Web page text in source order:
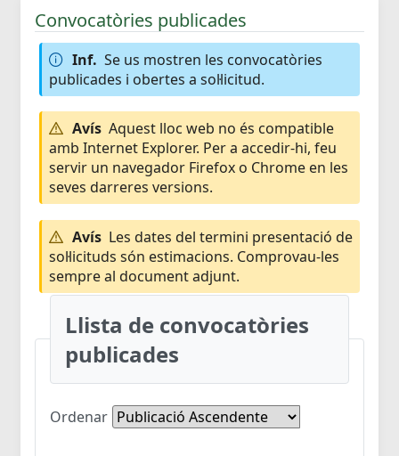
Convocatòries publicades
Inf. Se us mostren les convocatòries
publicades i obertes a sol·licitud.
Avís Aquest lloc web no és compatible
amb Internet Explorer. Per a accedir-hi, feu
servir un navegador Firefox o Chrome en les
seves darreres versions.
Avís Les dates del termini presentació de
sol·licituds són estimacions. Comprovau-les
sempre al document adjunt.
Llista de convocatòries
publicades
Ordenar